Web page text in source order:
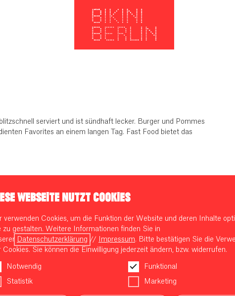
WEBSEITE NUTZT COOKIES
verwenden Cookies, um die Funktion der Website und deren Inhalte
zu gestalten. Weitere Informationen finden Sie in
Datenschutzerklärung // Impressum. Bitte bestätigen Sie die
Cookies. Sie können die Einwilligung jederzeit ändern, bzw. widerrufen.
Notwendig Funktional
Statistik Marketing
serviert und ist sündhaft lecker. Burger und Pommes
Favorites an einem langen Tag. Fast Food bietet das